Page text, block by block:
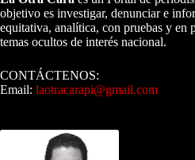
objetivo es investigar, denunciar e
equitativa, analítica, con pruebas y en
temas ocultos de interés nacional.
CONTÁCTENOS:
Email: laotracarapi@gmail.com